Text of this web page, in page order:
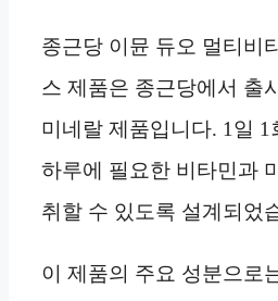
종근당 이뮨 듀오 멀티비
스 제품은 종근당에서 출
미네랄 제품입니다. 1일 1
하루에 필요한 비타민과
취할 수 있도록 설계되었
이 제품의 주요 성분으로